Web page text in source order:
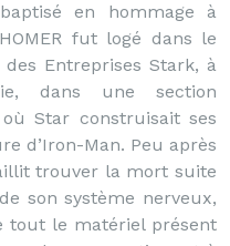
en hommage à
fut logé dans le
Entreprises Stark, à
dans une section
Star construisait ses
d’Iron-Man. Peu après
trouver la mort suite
son système nerveux,
tout le matériel présent